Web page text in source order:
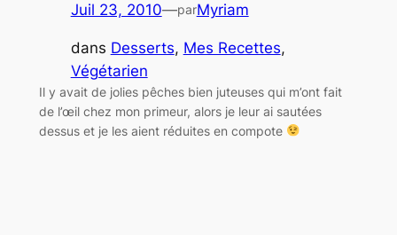
Juil 23, 2010—parMyriam
dans Desserts, Mes Recettes
Végétarien
Il y avait de jolies pêches bien juteuses qui m’ont fait
de l’œil chez mon primeur, alors je leur ai sautées
dessus et je les aient réduites en compote